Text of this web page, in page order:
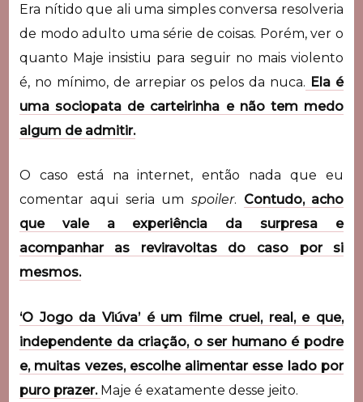
Era nítido que ali uma simples conversa resolveria
de modo adulto uma série de coisas. Porém, ver o
quanto Maje insistiu para seguir no mais violento
é, no mínimo, de arrepiar os pelos da nuca. Ela é
uma sociopata de carteirinha e não tem medo
algum de admitir.
O caso está na internet, então nada que eu
comentar aqui seria um spoiler. Contudo, acho
que vale a experiência da surpresa e
acompanhar as reviravoltas do caso por si
mesmos.
‘O Jogo da Viúva’ é um filme cruel, real, e que,
independente da criação, o ser humano é podre
e, muitas vezes, escolhe alimentar esse lado por
puro prazer. Maje é exatamente desse jeito.